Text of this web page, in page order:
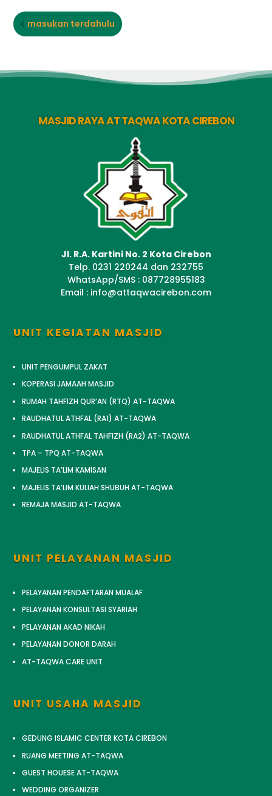
masukan terdahulu
MASJID RAYA AT TAQWA KOTA CIREBON
Jl. R.A. Kartini No. 2 Kota Cirebon
Telp. 0231 220244 dan 232755
WhatsApp/SMS : 087728955183
Email : info@attaqwacirebon.com
UNIT KEGIATAN MASJID
UNIT PENGUMPUL ZAKAT
KOPERASI JAMAAH MASJID
RUMAH TAHFIZH QUR’AN (RTQ) AT-TAQWA
RAUDHATUL ATHFAL (RA1) AT-TAQWA
RAUDHATUL ATHFAL TAHFIZH (RA2) AT-TAQWA
TPA – TPQ AT-TAQWA
MAJELIS TA’LIM KAMISAN
MAJELIS TA’LIM KULIAH SHUBUH AT-TAQWA
REMAJA MASJID AT-TAQWA
UNIT PELAYANAN MASJID
PELAYANAN PENDAFTARAN MUALAF
PELAYANAN KONSULTASI SYARIAH
PELAYANAN AKAD NIKAH
PELAYANAN DONOR DARAH
AT-TAQWA CARE UNIT
UNIT USAHA MASJID
GEDUNG ISLAMIC CENTER KOTA CIREBON
RUANG MEETING AT-TAQWA
GUEST HOUESE AT-TAQWA
WEDDING ORGANIZER